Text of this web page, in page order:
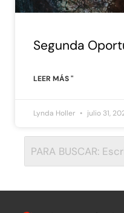
Segunda
LEER MÁS "
Lynda Holler julio 31,